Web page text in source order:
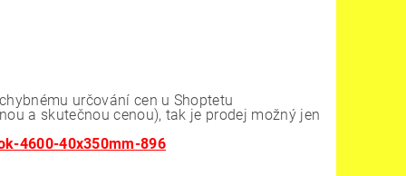
určování cen u Shoptetu
a skutečnou cenou), tak je prodej možný jen
4600-40x350mm-896